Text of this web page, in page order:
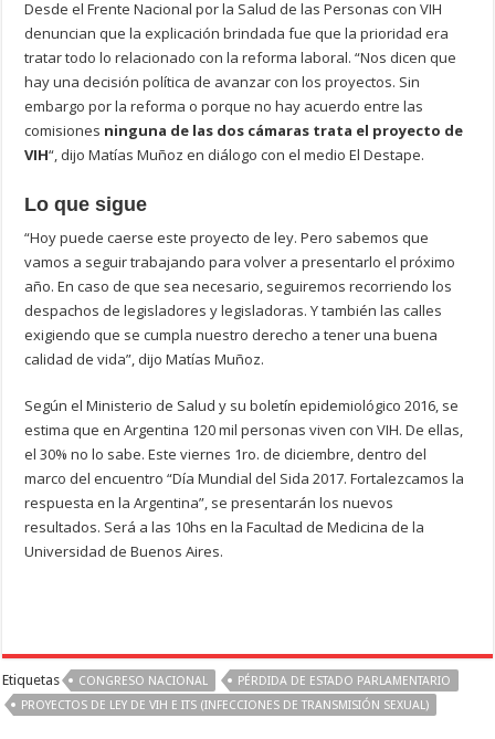
Desde el Frente Nacional por la Salud de las Personas con VIH
denuncian que la explicación brindada fue que la prioridad era
tratar todo lo relacionado con la reforma laboral. “Nos dicen que
hay una decisión política de avanzar con los proyectos. Sin
embargo por la reforma o porque no hay acuerdo entre las
comisiones ninguna de las dos cámaras trata el proyecto de
VIH“, dijo Matías Muñoz en diálogo con el medio El Destape.
Lo que sigue
“Hoy puede caerse este proyecto de ley. Pero sabemos que
vamos a seguir trabajando para volver a presentarlo el próximo
año. En caso de que sea necesario, seguiremos recorriendo los
despachos de legisladores y legisladoras. Y también las calles
exigiendo que se cumpla nuestro derecho a tener una buena
calidad de vida”, dijo Matías Muñoz.
Según el Ministerio de Salud y su boletín epidemiológico 2016, se
estima que en Argentina 120 mil personas viven con VIH. De ellas,
el 30% no lo sabe. Este viernes 1ro. de diciembre, dentro del
marco del encuentro “Día Mundial del Sida 2017. Fortalezcamos la
respuesta en la Argentina”, se presentarán los nuevos
resultados. Será a las 10hs en la Facultad de Medicina de la
Universidad de Buenos Aires.
Etiquetas CONGRESO NACIONAL
PÉRDIDA DE ESTADO PARLAMENTARIO
PROYECTOS DE LEY DE VIH E ITS (INFECCIONES DE TRANSMISIÓN SEXUAL)